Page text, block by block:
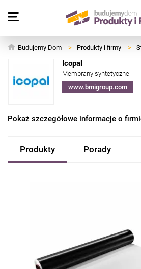
Budujemy Dom > Produkty i firmy >
Icopal
Membrany syntetyczne
www.bmigroup.com
Pokaż szczegółowe informacje o
Produkty Porady